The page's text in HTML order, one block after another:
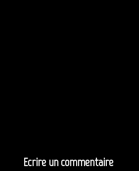
Ecrire un commentaire